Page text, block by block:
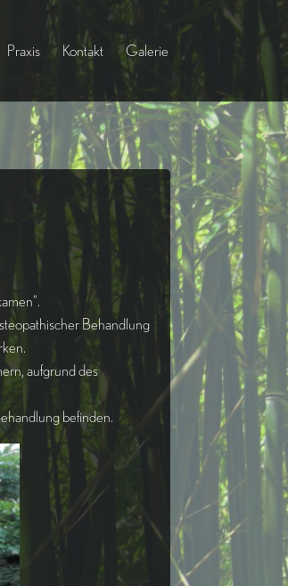
Praxis Kontakt Galerie
Behandlung
aufgrund des
befinden.